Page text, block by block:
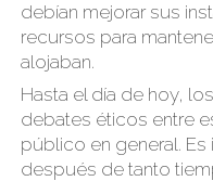
debían mejorar sus
recursos para
alojaban.
Hasta el día de hoy,
debates éticos entre
público en general.
después de tanto